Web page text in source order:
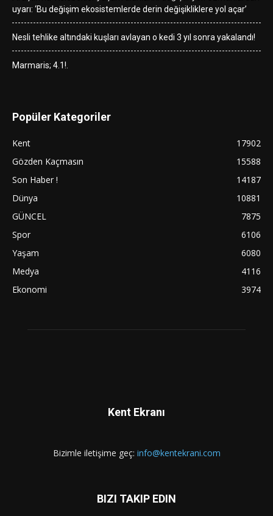
uyarı: ‘Bu değişim ekosistemlerde derin değişikliklere yol açar’
Nesli tehlike altındaki kuşları avlayan o kedi 3 yıl sonra yakalandı!
Marmaris; 4.1!.
Popüler Kategoriler
Kent
17902
Gözden Kaçmasın
15588
Son Haber !
14187
Dünya
10881
GÜNCEL
7875
Spor
6106
Yaşam
6080
Medya
4116
Ekonomi
3974
Kent Ekranı
Bizimle iletişime geç: info@kentekrani.com
BIZI TAKIP EDIN